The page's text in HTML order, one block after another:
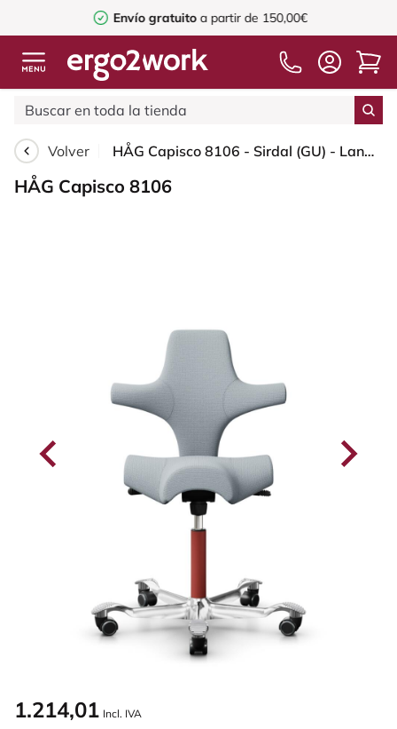
Envío gratuito a partir de 150,00€
Volver HÅG Capisco 8106 - Sirdal (GU) - Lana - SRD120 Light grey - Blush Rose - 150mm (seat height 40–55cm) - Soft castors for hard floors
HÅG Capisco 8106
1.214,01 Incl. IVA